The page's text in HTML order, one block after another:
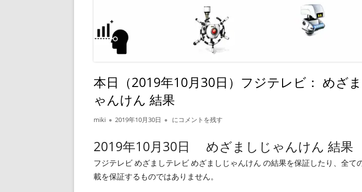
本日（2019年10月30日）フジテレビ： めざ
ゃんけん 結果
作
者
miki
公
日
2019年10月30日 本日（2019年10月30日）フジテレビ： めざましじゃんけん 結果
にコメントを残す
2019年10月30日 めざましじゃんけん 結果
フジテレビ めざましテレビ めざましじゃんけん の結果を保証したり、全て
載を保証するものではありません。